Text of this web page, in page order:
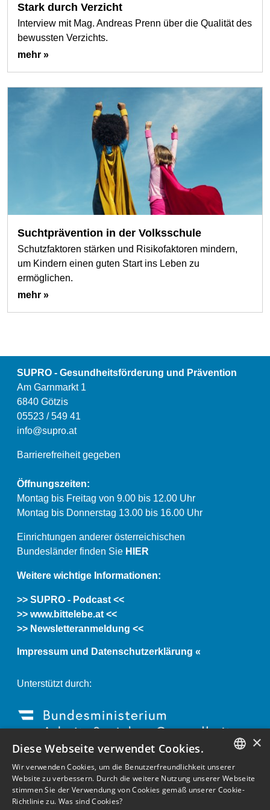
Stark durch Verzicht
Interview mit Mag. Andreas Prenn über die Qualität des
bewussten Verzichts.
mehr »
Suchtprävention in der Volksschule
Schutzfaktoren stärken und Risikofaktoren mindern,
um Kindern einen guten Start ins Leben zu
ermöglichen.
mehr »
SUPRO - Gesundheitsförderung und Prävention
Am Garnmarkt 1
6840 Götzis
05523 / 549 41
info@supro.at
Barrierefreiheit gegeben
Öffnungszeiten:
Montag bis Freitag von 9.00 bis 12.00 Uhr
Montag bis Donnerstag 13.00 bis 16.00 Uhr
Einrichtungen anderer österreichischen
Bundesländer finden Sie HIER
Weitere wichtige Informationen:
>> SUPRO - Podcast <<
>> www.bittelebe.at <<
>> Newsletteranmeldung <<
Impressum und Datenschutzerklärung «
Unterstützt durch:
GERMAN
ENGLISH
×
Diese Webseite verwendet Cookies.
Wir verwenden Cookies, um die Benutzerfreundlichkeit unserer
Website zu verbessern. Durch die weitere Nutzung unserer Webseite
stimmen Sie der Verwendung von Cookies gemäß unserer Cookie-
Richtlinie zu. Was sind Cookies?